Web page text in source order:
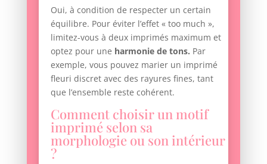
Oui, à condition de respecter un certain
équilibre. Pour éviter l’effet « too much »,
limitez-vous à deux imprimés maximum et
optez pour une harmonie de tons. Par
exemple, vous pouvez marier un imprimé
fleuri discret avec des rayures fines, tant
que l’ensemble reste cohérent.
Comment choisir un motif
imprimé selon sa
morphologie ou son intérieur
?